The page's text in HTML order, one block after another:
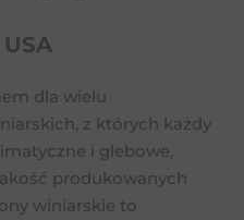
dla wielu
z których każdy
i glebowe,
produkowanych
winiarskie to